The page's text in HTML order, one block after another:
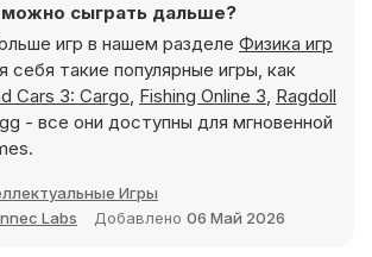
можно сыграть дальше?
игр в нашем разделе Физика игр
себя такие популярные игры, как
Cars 3: Cargo, Fishing Online 3, Ragdoll
- все они доступны для мгновенной
Игры
Labs Добавлено 06 Май 2026